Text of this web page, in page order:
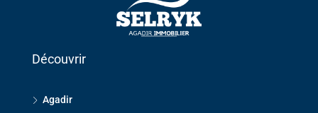
Découvrir
Agadir